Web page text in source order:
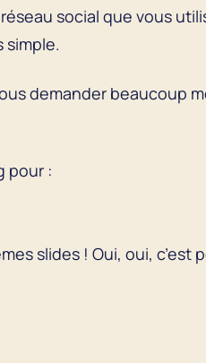
social que vous
demander beaucoup
pour :
slides ! Oui, oui, c’est